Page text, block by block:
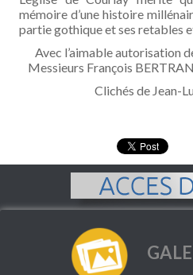
mémoire d’une histoire
partie gothique et ses retables
Avec l’aimable autorisation
Messieurs François
Clichés de Jean-